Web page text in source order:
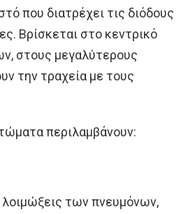
που διατρέχει τις διόδους
Βρίσκεται στο κεντρικό
στους μεγαλύτερους
την τραχεία με τους
περιλαμβάνουν:
των πνευμόνων,